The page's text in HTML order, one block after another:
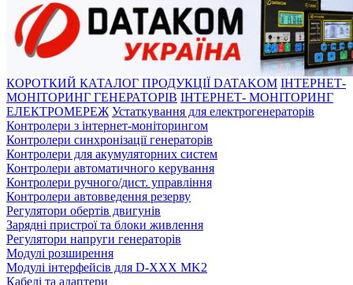
КОРОТКИЙ КАТАЛОГ ПРОДУКЦІЇ DATAKOM ІНТЕРНЕТ-
МОНІТОРИНГ ГЕНЕРАТОРІВ ІНТЕРНЕТ- МОНІТОРИНГ
ЕЛЕКТРОМЕРЕЖ Устаткування для електрогенераторів
Контролери з інтернет-моніторингом
Контролери синхронізації генераторів
Контролери для акумуляторних систем
Контролери автоматичного керування
Контролери ручного/дист. управління
Контролери автовведення резерву
Регулятори обертів двигунів
Зарядні пристрої та блоки живлення
Регулятори напруги генераторів
Модулі розширення
Модулі інтерфейсів для D-XXX MK2
Кабелі та адаптери